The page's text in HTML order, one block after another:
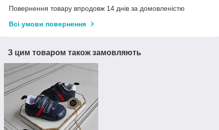
Повернення товару впродовж 14 днів за домовленістю
Всі умови повернення
З цим товаром також замовляють